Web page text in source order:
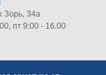
Зорь, 34а
пт 9:00 - 16.00